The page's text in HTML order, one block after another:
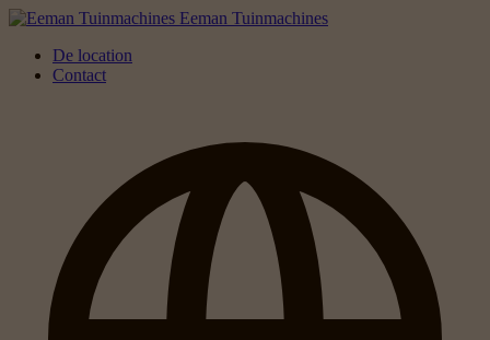
Eeman Tuinmachines
De location
Contact